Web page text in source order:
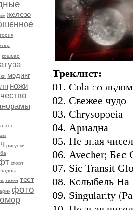
железо
кошмар
модинг
ножи
рисунки
спорт
танки тест
фото
Треклист:
01. Cola со
02. Свежее чудо
03. Chrysopoeia
04. Ариадна
05. Не зная чисел
06. Avecher; Бес
07. Sic Transit
08. Колыбель На
09. Singularity